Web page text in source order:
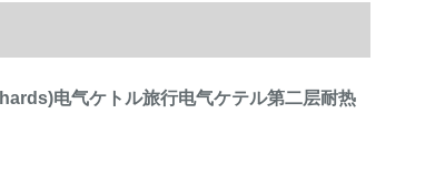
电气ケトル旅行电气ケテル第二层耐热